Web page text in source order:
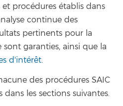
procédures établis dans
continue des
pertinents pour la
garanties, ainsi que la
d'intérêt.
des procédures SAIC
les sections suivantes.